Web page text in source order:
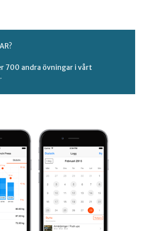
700 andra övningar i vårt
.